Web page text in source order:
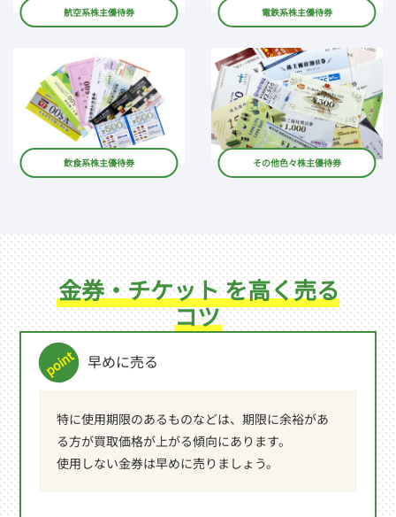
航空系株主優待券 電鉄系株主優待券
飲食系株主優待券 その他色々株主優待券
金券・チケット を高く売る
コツ
早めに売る
特に使用期限のあるものなどは、期限に余裕があ
る方が買取価格が上がる傾向にあります。
使用しない金券は早めに売りましょう。